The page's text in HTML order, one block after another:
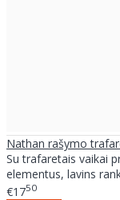
Nathan rašymo
Su trafaretais vaikai
elementus, lavins
€1750